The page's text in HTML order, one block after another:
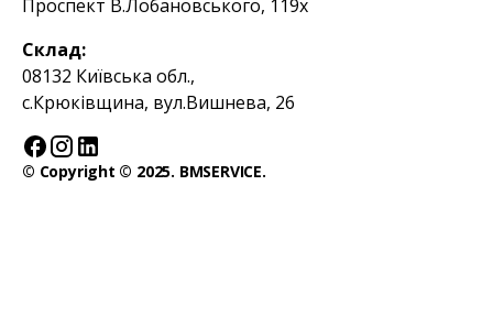
Проспект В.Лобановського, 119х
Склад:
08132 Київська обл.,
с.Крюківщина, вул.Вишнева, 26
© Copyright © 2025. BMSERVICE.